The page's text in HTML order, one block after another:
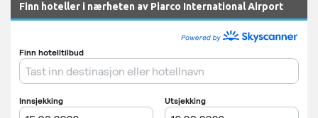
Finn hoteller i nærheten av Piarco International Airport